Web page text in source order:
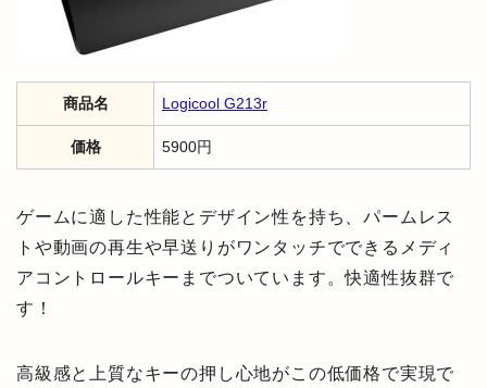
商品名 Logicool G213r
価格 5900円
ゲームに適した性能とデザイン性を持ち、パームレス
トや動画の再生や早送りがワンタッチでできるメディ
アコントロールキーまでついています。快適性抜群で
す！
高級感と上質なキーの押し心地がこの低価格で実現で